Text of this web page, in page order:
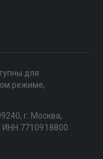
для
режиме,
г. Москва,
ИНН 7710918800